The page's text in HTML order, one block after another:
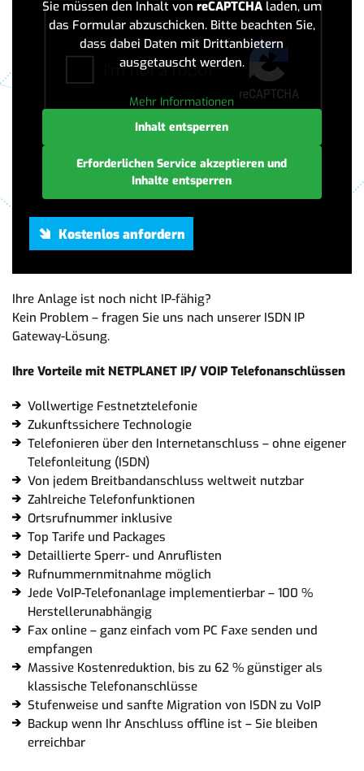
Sie müssen den Inhalt von reCAPTCHAladen, um
das Formular abzuschicken. Bitte beachten Sie,
dass dabei Daten mit Drittanbietern
ausgetauscht werden.
Mehr Informationen
Inhalt entsperren
Erforderlichen Service akzeptieren und
Inhalte entsperren
Ihre Anlage ist noch nicht IP-fähig?
Kein Problem – fragen Sie uns nach unserer ISDN IP
Gateway-Lösung.
Ihre Vorteile mit NETPLANET IP/ VOIP Telefonanschlüssen
Vollwertige Festnetztelefonie
Zukunftssichere Technologie
Telefonieren über den Internetanschluss – ohne eigener
Telefonleitung (ISDN)
Von jedem Breitbandanschluss weltweit nutzbar
Zahlreiche Telefonfunktionen
Ortsrufnummer inklusive
Top Tarife und Packages
Detaillierte Sperr- und Anruflisten
Rufnummernmitnahme möglich
Jede VoIP-Telefonanlage implementierbar – 100 %
Herstellerunabhängig
Fax online – ganz einfach vom PC Faxe senden und
empfangen
Massive Kostenreduktion, bis zu 62 % günstiger als
klassische Telefonanschlüsse
Stufenweise und sanfte Migration von ISDN zu VoIP
Backup wenn Ihr Anschluss offline ist – Sie bleiben
erreichbar